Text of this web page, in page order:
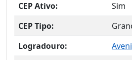
CEP Ativo:
Sim
CEP Tipo:
Logradouro: